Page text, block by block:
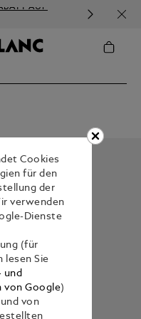
AUF
Cookies
für den
der
verwenden
Dienste
(für
Sie
und
von Google)
von